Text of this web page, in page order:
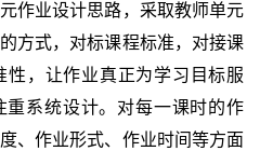
作业设计思路，采取教师单元
方式，对标课程标准，对接课
性，让作业真正为学习目标服
重系统设计。对每一课时的作
、作业形式、作业时间等方面